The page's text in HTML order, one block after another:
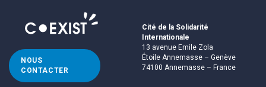
NOUS
CONTACTER
Cité de la Solidarité
Internationale
13 avenue Emile Zola
Étoile Annemasse – Genève
74100 Annemasse – France